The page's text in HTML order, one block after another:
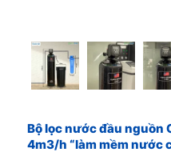
Bộ lọc nước đầu nguồn
4m3/h “làm mềm nước